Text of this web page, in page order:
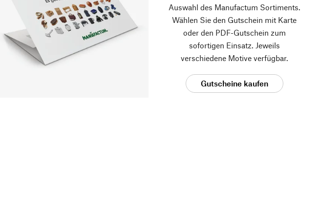
Auswahl des Manufactum Sortiments.
Wählen Sie den Gutschein mit Karte
oder den PDF-Gutschein zum
sofortigen Einsatz. Jeweils
verschiedene Motive verfügbar.
Gutscheine kaufen